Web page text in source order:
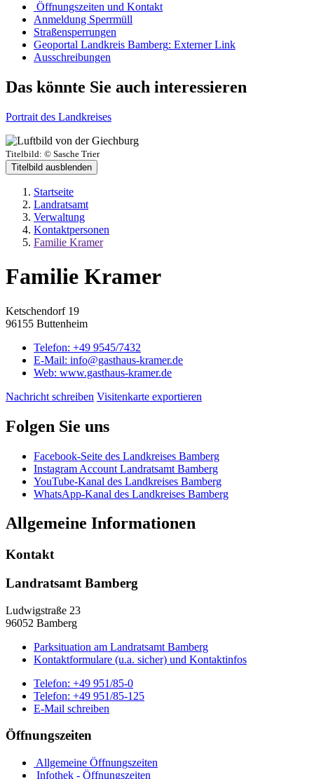
Öffnungszeiten und Kontakt
Anmeldung Sperrmüll
Straßensperrungen
Geoportal Landkreis Bamberg: Externer Link
Ausschreibungen
Das könnte Sie auch interessieren
Portrait des Landkreises
Titelbild: © Sasche Trier
Titelbild ausblenden
Startseite
Landratsamt
Verwaltung
Kontaktpersonen
Familie Kramer
Familie Kramer
Ketschendorf 19
96155 Buttenheim
Telefon: +49 9545/7432
E-Mail: info@gasthaus-kramer.de
Web: www.gasthaus-kramer.de
Nachricht schreiben Visitenkarte exportieren
Folgen Sie uns
Facebook-Seite des Landkreises Bamberg
Instagram Account Landratsamt Bamberg
YouTube-Kanal des Landkreises Bamberg
WhatsApp-Kanal des Landkreises Bamberg
Allgemeine Informationen
Kontakt
Landratsamt Bamberg
Ludwigstraße 23
96052 Bamberg
Parksituation am Landratsamt Bamberg
Kontaktformulare (u.a. sicher) und Kontaktinfos
Telefon: +49 951/85-0
Telefon: +49 951/85-125
E-Mail schreiben
Öffnungszeiten
Allgemeine Öffnungszeiten
Infothek - Öffnungszeiten